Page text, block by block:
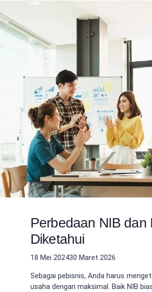
Perbedaan NIB dan
Diketahui
18 Mei 202430 Maret 2026
Sebagai pebisnis, Anda harus
usaha dengan maksimal. Baik NIB